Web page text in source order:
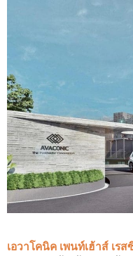
เอวาโคนิค เพนท์เฮ้าส์ เร